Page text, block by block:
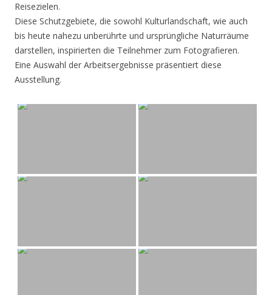
Reisezielen.
Diese Schutzgebiete, die sowohl Kulturlandschaft, wie auch
bis heute nahezu unberührte und ursprüngliche Naturräume
darstellen, inspirierten die Teilnehmer zum Fotografieren.
Eine Auswahl der Arbeitsergebnisse präsentiert diese
Ausstellung.